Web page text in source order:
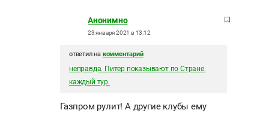
Анонимно
23 января 2021 в 13:12
ответил на комментарий
неправда. Питер показывают по Стране.
каждый тур.
Газпром рулит! А другие клубы ему